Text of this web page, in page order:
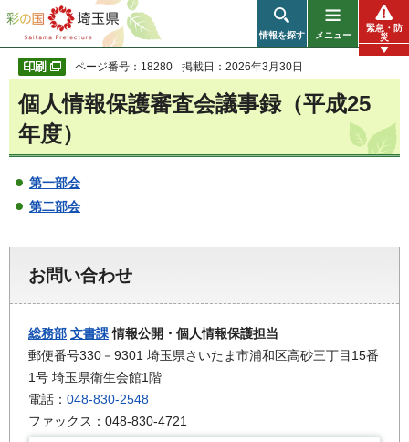
彩の国 埼玉県
情報を探す メニュー
緊急・防
災
ページ番号：18280 掲載日：2026年3月30日
個人情報保護審査会議事録（平成25
年度）
第一部会
第二部会
お問い合わせ
総務部 文書課情報公開・個人情報保護担当
郵便番号330－9301 埼玉県さいたま市浦和区高砂三丁目15番
1号 埼玉県衛生会館1階
電話： 048-830-2548
ファックス：048-830-4721